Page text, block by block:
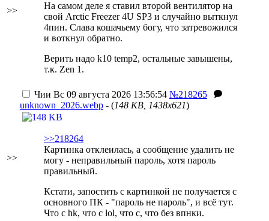
>>
На самом деле я ставил второй вентилятор на
свой Arctic Freezer 4U SP3 и случайно выткнул
4пин. Слава кошачьему богу, что затревожился
и воткнул обратно.
Верить надо k10 temp2, остальные завышены,
т.к. Zen 1.
>>
Чии Вс 09 августа 2026 13:56:54 №218265
unknown_2026.webp - (148 KB, 1438x621)
>>218264
Картинка отклеилась, а сообщение удалить не
могу - неправильный пароль, хотя пароль
правильный.
Кстати, запостить с картинкой не получается с
основного ПК - "пароль не пароль", и всё тут.
Что с hk, что с lol, что с, что без впнки.